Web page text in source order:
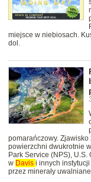
miejsce w niebiosach.
dol.
pomarańczowy. Zjawisko
powierzchni dwukrotnie
Park Service (NPS),
w Davis i innych
przez minerały